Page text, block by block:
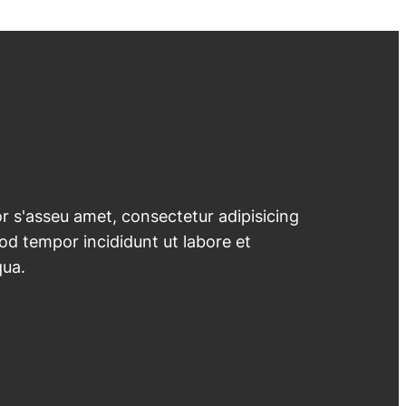
s'asseu amet, consectetur adipisicing
tempor incididunt ut labore et